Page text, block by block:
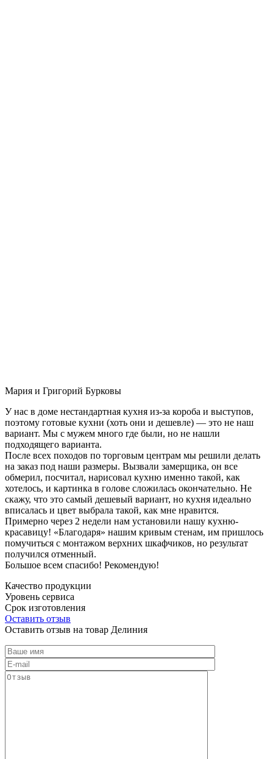
Мария и Григорий Бурковы
У нас в доме нестандартная кухня из-за короба и выступов,
поэтому готовые кухни (хоть они и дешевле) — это не наш
вариант. Мы с мужем много где были, но не нашли
подходящего варианта.
После всех походов по торговым центрам мы решили делать
на заказ под наши размеры. Вызвали замерщика, он все
обмерил, посчитал, нарисовал кухню именно такой, как
хотелось, и картинка в голове сложилась окончательно. Не
скажу, что это самый дешевый вариант, но кухня идеально
вписалась и цвет выбрала такой, как мне нравится.
Примерно через 2 недели нам установили нашу кухню-
красавицу! «Благодаря» нашим кривым стенам, им пришлось
помучиться с монтажом верхних шкафчиков, но результат
получился отменный.
Большое всем спасибо! Рекомендую!
Качество продукции
Уровень сервиса
Срок изготовления
Оставить отзыв
Оставить отзыв на товар Делиния